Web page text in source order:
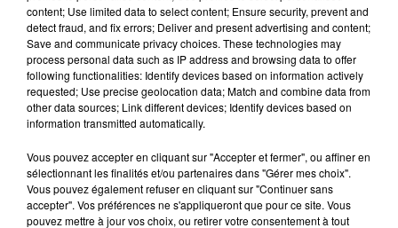
Plus sérieusement, le député de gauche Marcelo Freixo a
rappelé que le gouvernement du président d'extrême droite
Jair Bolsonaro avait approuvé cette commande alors que le
chef de l'Etat avait dans un premier temps"opposé son véto
pour un projet de loi qui prévoyait la distribution gratuite de
Le président Bolsonaro a finalement fait machine arrière, en
signant début mars un décret prévoyant cette distribution de
produits hygiéniques.
content; Use limited data to select content; Ensure security, prevent and
detect fraud, and fix errors; Deliver and present advertising and content;
Save and communicate privacy choices. These technologies may
process personal data such as IP address and browsing data to offer
following functionalities: Identify devices based on information actively
requested; Use precise geolocation data; Match and combine data from
other data sources; Link different devices; Identify devices based on
information transmitted automatically.
Vous pouvez accepter en cliquant sur "Accepter et fermer", ou affiner en
sélectionnant les finalités et/ou partenaires dans "Gérer mes choix".
Vous pouvez également refuser en cliquant sur "Continuer sans
accepter". Vos préférences ne s'appliqueront que pour ce site. Vous
pouvez mettre à jour vos choix, ou retirer votre consentement à tout